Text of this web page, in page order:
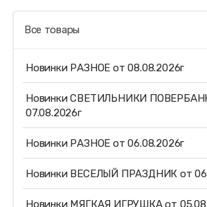
Все товары
Новинки РАЗНОЕ от 08.08.2026г
Новинки СВЕТИЛЬНИКИ
07.08.2026г
Новинки РАЗНОЕ от 06.08.2026г
Новинки ВЕСЕЛЫЙ ПРАЗДНИК от
Новинки МЯГКАЯ ИГРУШКА от